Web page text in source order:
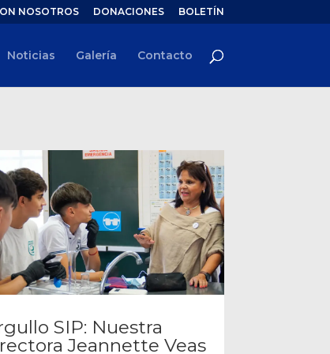
NOSOTROS DONACIONES BOLETÍN
Noticias Galería Contacto
SIP: Nuestra
Jeannette Veas